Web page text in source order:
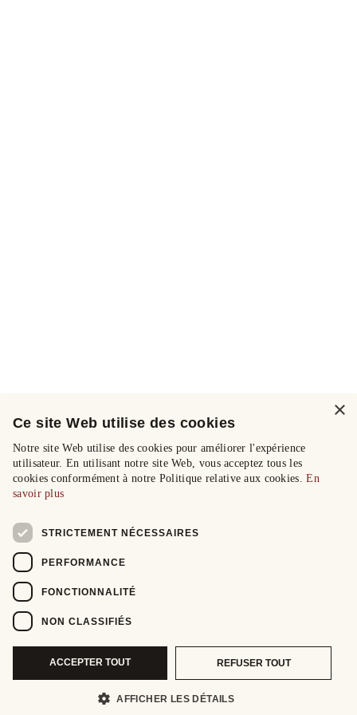
×
Ce site Web utilise des cookies
Notre site Web utilise des cookies pour améliorer l'expérience
utilisateur. En utilisant notre site Web, vous acceptez tous les
cookies conformément à notre Politique relative aux cookies.En
savoir plus
STRICTEMENT NÉCESSAIRES
PERFORMANCE
FONCTIONNALITÉ
NON CLASSIFIÉS
ACCEPTER TOUT REFUSER TOUT
AFFICHER LES DÉTAILS